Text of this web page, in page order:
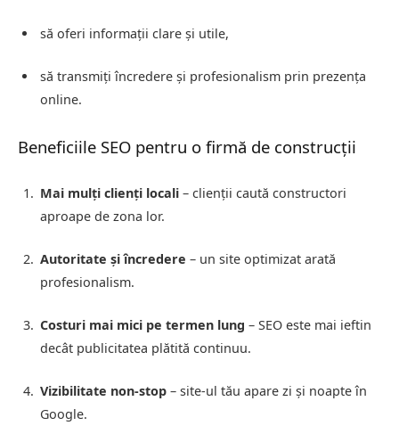
să oferi informații clare și utile,
să transmiți încredere și profesionalism prin prezența
online.
Beneficiile SEO pentru o firmă de construcții
Mai mulți clienți locali – clienții caută constructori
aproape de zona lor.
Autoritate și încredere – un site optimizat arată
profesionalism.
Costuri mai mici pe termen lung – SEO este mai ieftin
decât publicitatea plătită continuu.
Vizibilitate non-stop – site-ul tău apare zi și noapte în
Google.